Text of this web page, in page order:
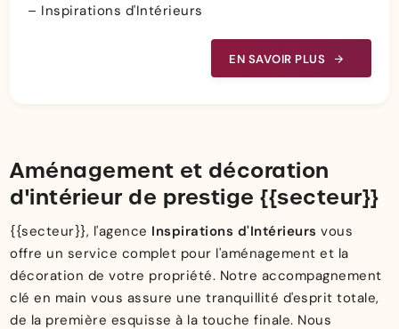
– Inspirations d'Intérieurs
EN SAVOIR PLUS
Aménagement et décoration
d'intérieur de prestige {{secteur}}
{{secteur}}, l'agence Inspirations d'Intérieurs vous
offre un service complet pour l'aménagement et la
décoration de votre propriété. Notre accompagnement
clé en main vous assure une tranquillité d'esprit totale,
de la première esquisse à la touche finale. Nous